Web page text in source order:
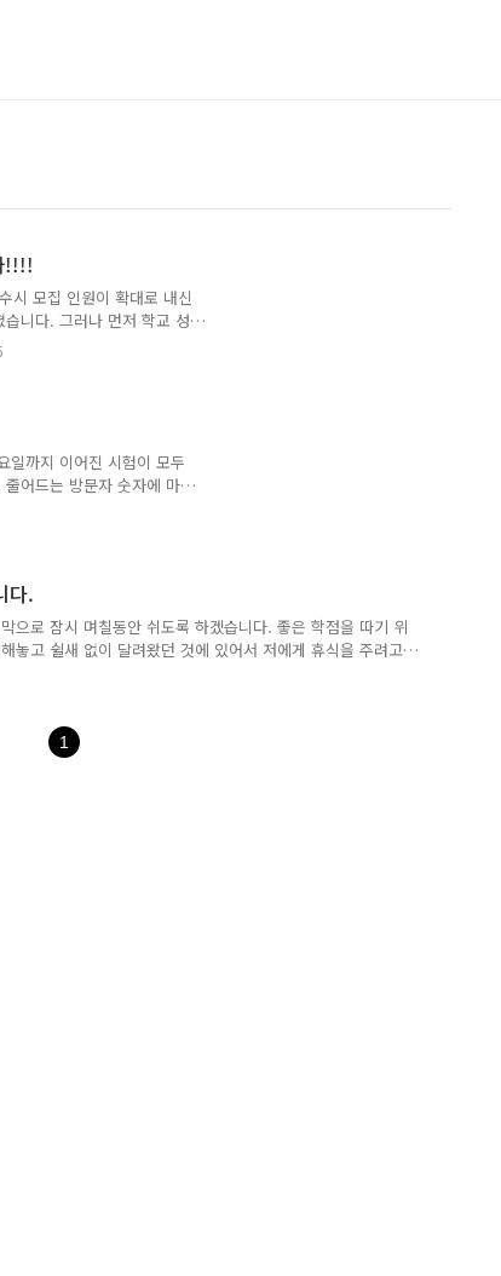
!!!!
시 모집 인원이 확대로 내신
니다. 그러나 먼저 학교 성
가 빛을 발할 수 있는 것입
이 들어오는 질문은 '내신
를 놓치고 있다는 느낌이
일 정도 남은 시점에서 나
생각하지 말고 할 수 있는
일까지 이어진 시험이 모두
어드는 방문자 숫자에 마냥
하는데 기존의 방문자 수를
음 잡고 1일 1포스팅을 목
선을 다하지 못해서 조금
심히 했지만, 그래도 완전
집중을 할 수가 없어서 아쉽
다.
으로 잠시 며칠동안 쉬도록 하겠습니다. 좋은 학점을 따기 위
놓고 쉴새 없이 달려왔던 것에 있어서 저에게 휴식을 주려고
, 그 다음부터 시험 공부를 열심히하고, 새로운 마음으로 블
이루어질지는 모르겠지만, 시험이 끝난 후 방학이므로 정
1